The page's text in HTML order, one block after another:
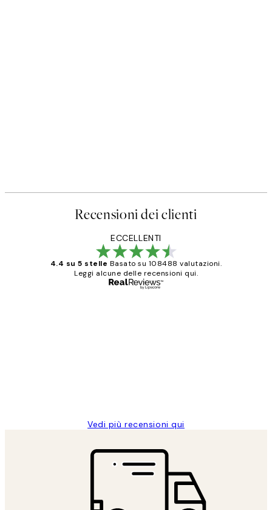
Recensioni dei clienti
ECCELLENTI
4.4 su 5 stelle Basato su 108488 valutazioni.
Leggi alcune delle recensioni qui.
Vedi più recensioni qui